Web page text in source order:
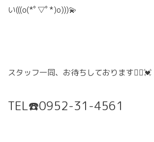
い(((o(*ﾟ▽ﾟ*)o)))💫
スタッフ一同、お待ちしております🙇‍♀️💓
TEL☎️0952-31-4561